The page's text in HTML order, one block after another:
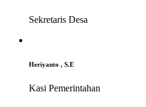
Sekretaris Desa
Heriyanto , S.E
Kasi Pemerintahan